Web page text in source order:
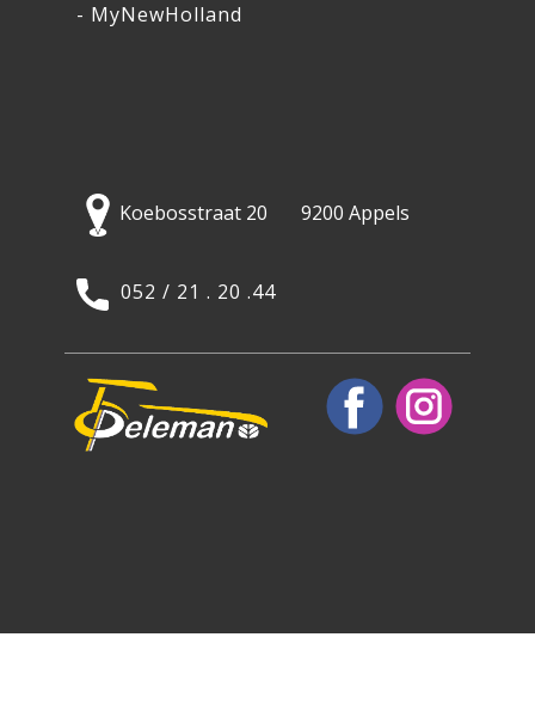
- MyNewHolland
Koebosstraat 20 9200 Appels
052 / 21 . 20 .44